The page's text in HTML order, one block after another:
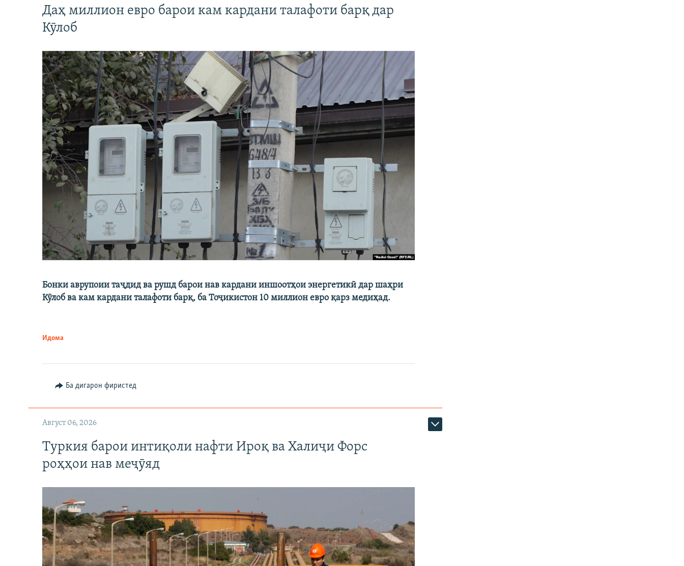
Даҳ миллион евро барои кам кардани талафоти барқ дар
Кӯлоб
Бонки аврупоии таҷдид ва рушд барои нав кардани иншоотҳои энергетикӣ дар шаҳри
Кӯлоб ва кам кардани талафоти барқ, ба Тоҷикистон 10 миллион евро қарз медиҳад.
Идома
Ба дигарон фиристед
Август 06, 2026
Туркия барои интиқоли нафти Ироқ ва Халиҷи Форс
роҳҳои нав меҷӯяд